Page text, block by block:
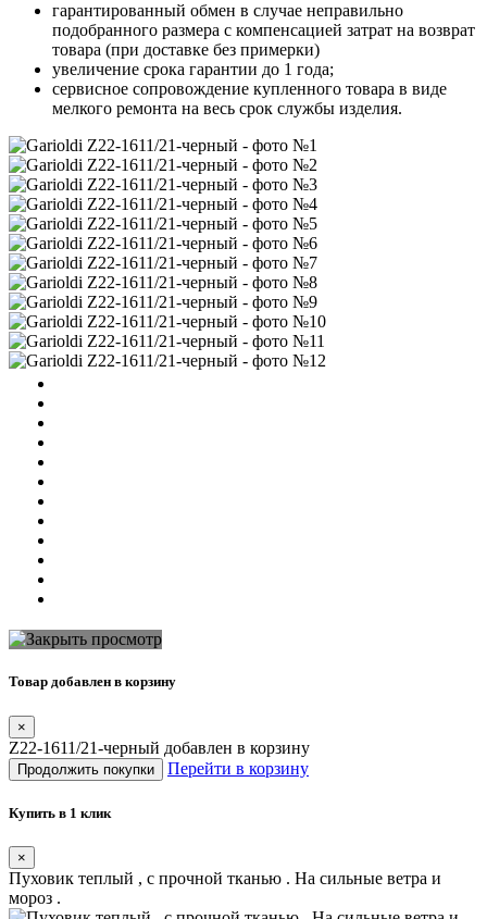
гарантированный обмен в случае неправильно
подобранного размера с компенсацией затрат на возврат
товара (при доставке без примерки)
увеличение срока гарантии до 1 года;
сервисное сопровождение купленного товара в виде
мелкого ремонта на весь срок службы изделия.
Товар добавлен в корзину
×
Z22-1611/21-черный добавлен в корзину
Продолжить покупки Перейти в корзину
Купить в 1 клик
×
Пуховик теплый , с прочной тканью . На сильные ветра и
мороз .